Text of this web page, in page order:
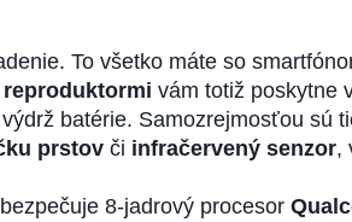
To všetko máte so
vám totiž poskytne
batérie. Samozrejmosťou sú
prstov či infračervený senzor,
8-jadrový procesor